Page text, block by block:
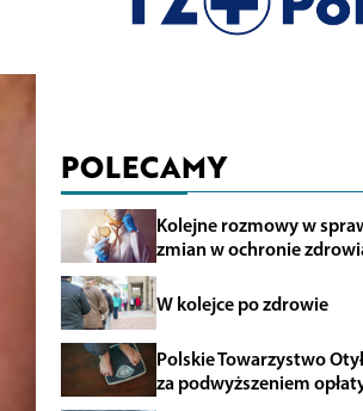
POLECAMY
Kolejne rozmowy w
zmian w ochronie
W kolejce po zdrowie
Polskie Towarzystwo
za podwyższeniem